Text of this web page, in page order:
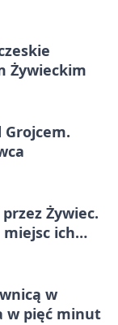
Żywieckim
Grojcem.
Żywiec.
ich
w
w pięć minut